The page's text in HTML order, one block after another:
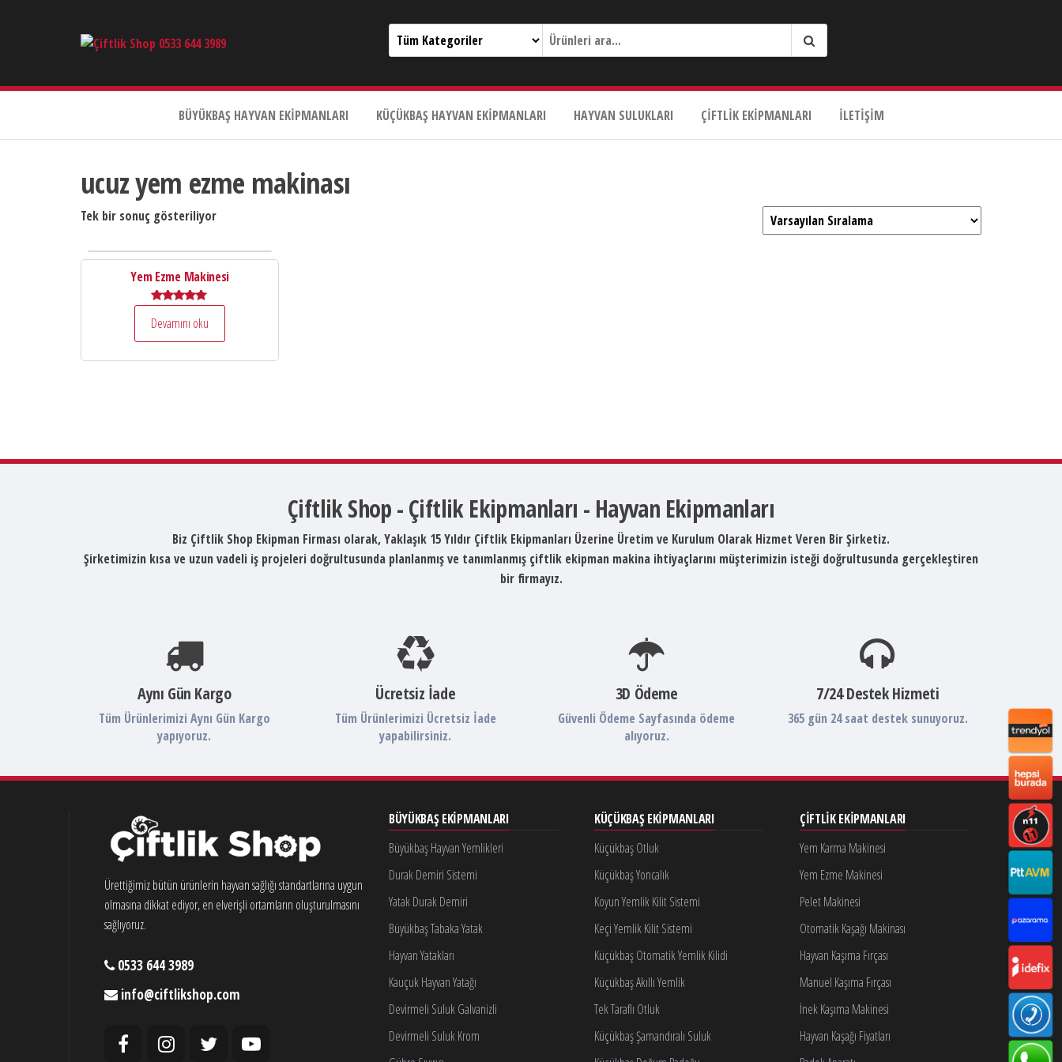
0533
644
3989
BÜYÜKBAŞ HAYVAN EKIPMANLARI KÜÇÜKBAŞ HAYVAN EKIPMANLARI HAYVAN SULUKLARI ÇIFTLIK EKIPMANLARI İLETIŞIM
ucuz yem ezme makinası
Tek bir sonuç gösteriliyor
Yem Ezme Makinesi
5.00
oy aldı
Devamını oku
Çiftlik Shop - Çiftlik Ekipmanları - Hayvan Ekipmanları
Biz Çiftlik Shop Ekipman Firması olarak, Yaklaşık 15 Yıldır Çiftlik Ekipmanları Üzerine Üretim ve Kurulum Olarak Hizmet Veren Bir Şirketiz.
Şirketimizin kısa ve uzun vadeli iş projeleri doğrultusunda planlanmış ve tanımlanmış çiftlik ekipman makina ihtiyaçlarını müşterimizin isteği doğrultusunda gerçekleştiren
bir firmayız.
Aynı Gün Kargo
Tüm Ürünlerimizi Aynı Gün Kargo
yapıyoruz.
Ücretsiz İade
Tüm Ürünlerimizi Ücretsiz İade
yapabilirsiniz.
3D Ödeme
Güvenli Ödeme Sayfasında ödeme
alıyoruz.
7/24 Destek Hizmeti
365 gün 24 saat destek sunuyoruz.
Ürettiğimiz bütün ürünlerin hayvan sağlığı standartlarına uygun
olmasına dikkat ediyor, en elverişli ortamların oluşturulmasını
sağlıyoruz.
0533 644 3989
info@ciftlikshop.com
BÜYÜKBAŞ EKIPMANLARI
Büyükbaş Hayvan Yemlikleri
Durak Demiri Sistemi
Yatak Durak Demiri
Büyükbaş Tabaka Yatak
Hayvan Yatakları
Kauçuk Hayvan Yatağı
Devirmeli Suluk Galvanizli
Devirmeli Suluk Krom
KÜÇÜKBAŞ EKIPMANLARI
Küçükbaş Otluk
Küçükbaş Yoncalık
Koyun Yemlik Kilit Sistemi
Keçi Yemlik Kilit Sistemi
Küçükbaş Otomatik Yemlik Kilidi
Küçükbaş Akıllı Yemlik
Tek Taraflı Otluk
Küçükbaş Şamandıralı Suluk
ÇIFTLIK EKIPMANLARI
Yem Karma Makinesi
Yem Ezme Makinesi
Pelet Makinesi
Otomatik Kaşağı Makinası
Hayvan Kaşıma Fırçası
Manuel Kaşıma Fırçası
İnek Kaşıma Makinesi
Hayvan Kaşağı Fiyatları